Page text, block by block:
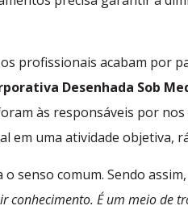
profissionais acabam por
Desenhada Sob
às responsáveis por
uma atividade objetiva,
o senso comum. Sendo
conhecimento. É um meio